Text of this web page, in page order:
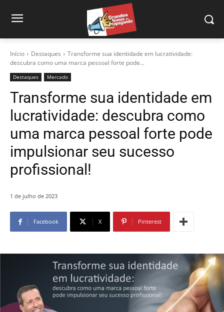
Início Destaques
Transforme sua identidade em lucratividade:
descubra como uma marca pessoal forte pode...
Destaques Mercado
Transforme sua identidade em
lucratividade: descubra como
uma marca pessoal forte pode
impulsionar seu sucesso
profissional!
1 de julho de 2023
Facebook X Pinterest